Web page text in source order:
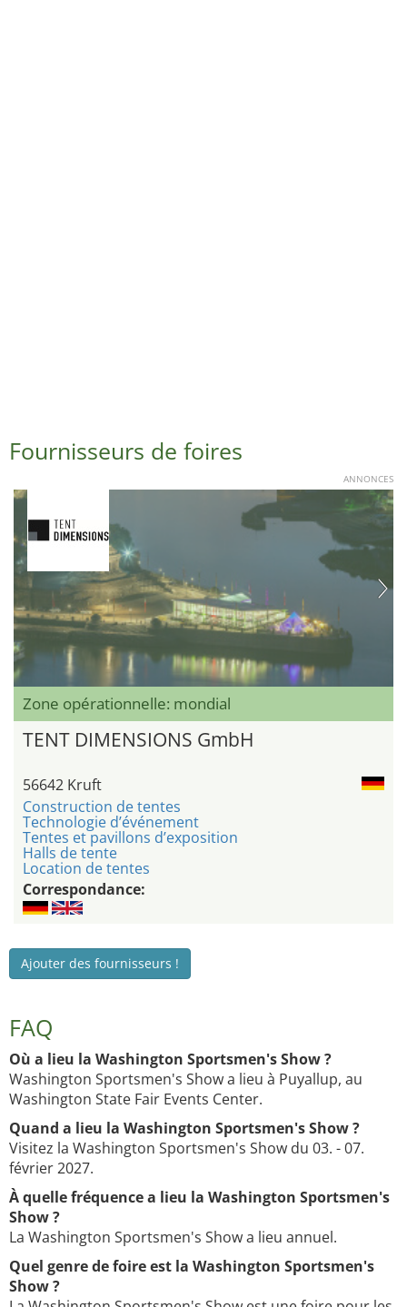
Fournisseurs de foires
ANNONCES
Zone opérationnelle: mondial
TENT DIMENSIONS GmbH
56642 Kruft
Construction de tentes
Technologie d’événement
Tentes et pavillons d’exposition
Halls de tente
Location de tentes
Correspondance:
Ajouter des fournisseurs !
FAQ
Où a lieu la Washington Sportsmen's Show ?
Washington Sportsmen's Show a lieu à Puyallup, au
Washington State Fair Events Center.
Quand a lieu la Washington Sportsmen's Show ?
Visitez la Washington Sportsmen's Show du 03. - 07.
février 2027.
À quelle fréquence a lieu la Washington Sportsmen's
Show ?
La Washington Sportsmen's Show a lieu annuel.
Quel genre de foire est la Washington Sportsmen's
Show ?